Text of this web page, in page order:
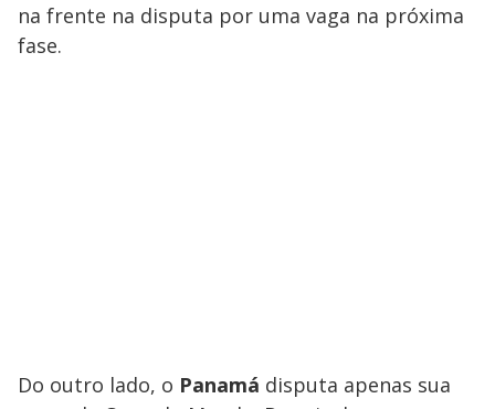
na frente na disputa por uma vaga na próxima
fase.
Do outro lado, o Panamá disputa apenas sua